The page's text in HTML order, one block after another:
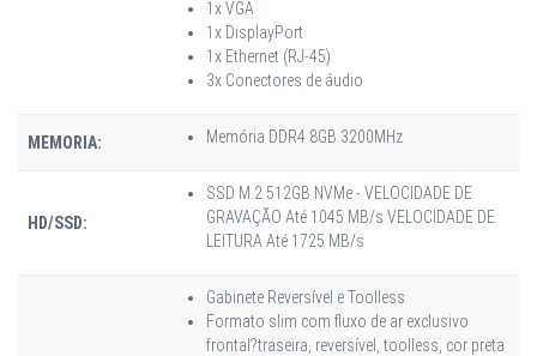
1x VGA
1x DisplayPort
1x Ethernet (RJ-45)
3x Conectores de áudio
MEMORIA: Memória DDR4 8GB 3200MHz
HD/SSD:
SSD M.2 512GB NVMe - VELOCIDADE DE
GRAVAÇÃO Até 1045 MB/s VELOCIDADE DE
LEITURA Até 1725 MB/s
Gabinete Reversível e Toolless
Formato slim com fluxo de ar exclusivo
frontal?traseira, reversível, toolless, cor preta